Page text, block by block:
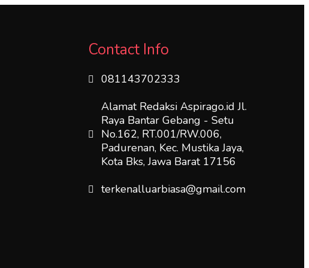
Contact Info
081143702333
Alamat Redaksi Aspirago.id Jl.
Raya Bantar Gebang - Setu
No.162, RT.001/RW.006,
Padurenan, Kec. Mustika Jaya,
Kota Bks, Jawa Barat 17156
terkenalluarbiasa@gmail.com